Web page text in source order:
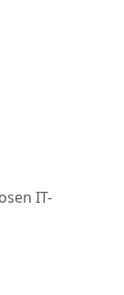
IT-